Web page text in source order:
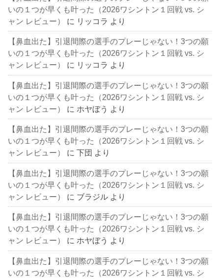
いの１つが早くも叶った（2026ワシントン１回戦 vs. シ
ャン レビュー）
に リッコラ より
【鼻血出た】引退間際の選手のプレーじゃない！3つの願
いの１つが早くも叶った（2026ワシントン１回戦 vs. シ
ャン レビュー）
に リッコラ より
【鼻血出た】引退間際の選手のプレーじゃない！3つの願
いの１つが早くも叶った（2026ワシントン１回戦 vs. シ
ャン レビュー）
に ホヤぼう より
【鼻血出た】引退間際の選手のプレーじゃない！3つの願
いの１つが早くも叶った（2026ワシントン１回戦 vs. シ
ャン レビュー）
に下団 より
【鼻血出た】引退間際の選手のプレーじゃない！3つの願
いの１つが早くも叶った（2026ワシントン１回戦 vs. シ
ャン レビュー）
に ブラジル より
【鼻血出た】引退間際の選手のプレーじゃない！3つの願
いの１つが早くも叶った（2026ワシントン１回戦 vs. シ
ャン レビュー）
に ホヤぼう より
【鼻血出た】引退間際の選手のプレーじゃない！3つの願
いの１つが早くも叶った（2026ワシントン１回戦 vs. シ